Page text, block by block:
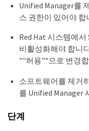
Unified Manager를
스 권한이 있어야 합
Red Hat 시스템에서
비활성화해야 합니
""허용""으로 변경
소프트웨어를 제거
를 Unified Manager
단계